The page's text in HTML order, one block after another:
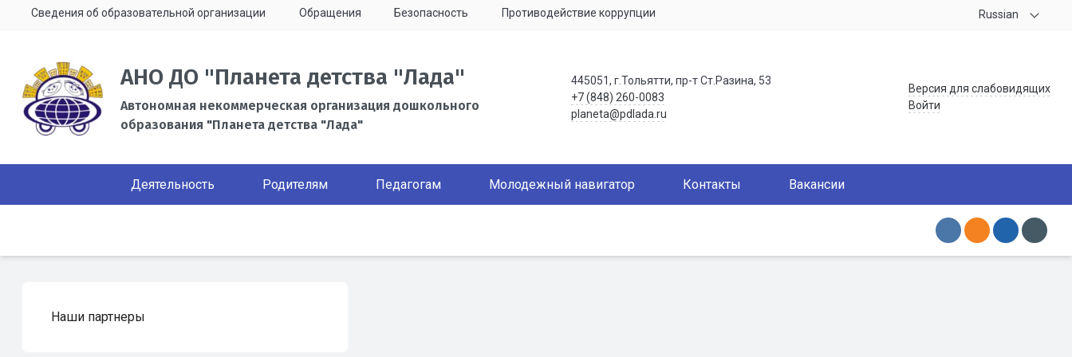
Сведения об образовательной организации Обращения Безопасность Противодействие коррупции Russian
АНО ДО "Планета детства "Лада"
Автономная некоммерческая организация дошкольного
образования "Планета детства "Лада"
445051, г.Тольятти, пр-т Ст.Разина, 53
+7 (848) 260-0083
planeta@pdlada.ru
Версия для слабовидящих
Войти
Деятельность Родителям Педагогам Молодежный навигатор Контакты Вакансии
Наши партнеры